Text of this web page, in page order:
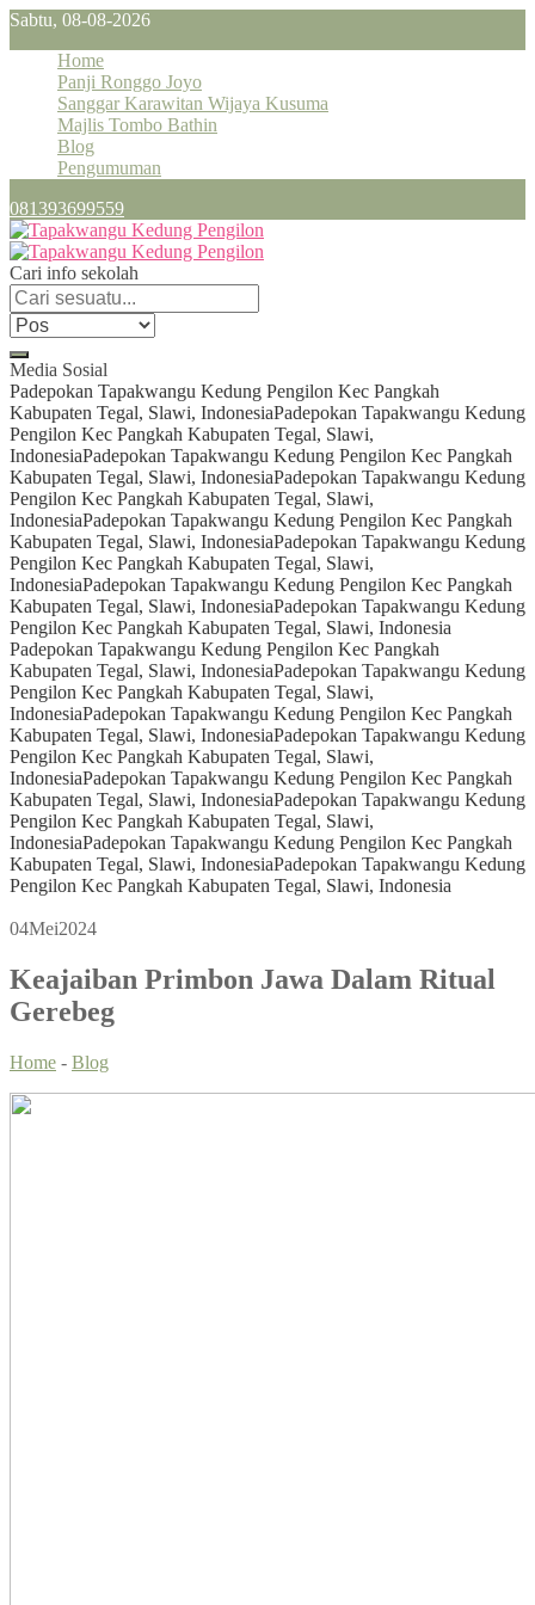
Sabtu, 08-08-2026
Home
Panji Ronggo Joyo
Sanggar Karawitan Wijaya Kusuma
Majlis Tombo Bathin
Blog
Pengumuman
081393699559
Cari info sekolah
Media Sosial
Padepokan Tapakwangu Kedung Pengilon Kec Pangkah
Kabupaten Tegal, Slawi, IndonesiaPadepokan Tapakwangu Kedung
Pengilon Kec Pangkah Kabupaten Tegal, Slawi,
IndonesiaPadepokan Tapakwangu Kedung Pengilon Kec Pangkah
Kabupaten Tegal, Slawi, IndonesiaPadepokan Tapakwangu Kedung
Pengilon Kec Pangkah Kabupaten Tegal, Slawi,
IndonesiaPadepokan Tapakwangu Kedung Pengilon Kec Pangkah
Kabupaten Tegal, Slawi, IndonesiaPadepokan Tapakwangu Kedung
Pengilon Kec Pangkah Kabupaten Tegal, Slawi,
IndonesiaPadepokan Tapakwangu Kedung Pengilon Kec Pangkah
Kabupaten Tegal, Slawi, IndonesiaPadepokan Tapakwangu Kedung
Pengilon Kec Pangkah Kabupaten Tegal, Slawi, Indonesia
Padepokan Tapakwangu Kedung Pengilon Kec Pangkah
Kabupaten Tegal, Slawi, IndonesiaPadepokan Tapakwangu Kedung
Pengilon Kec Pangkah Kabupaten Tegal, Slawi,
IndonesiaPadepokan Tapakwangu Kedung Pengilon Kec Pangkah
Kabupaten Tegal, Slawi, IndonesiaPadepokan Tapakwangu Kedung
Pengilon Kec Pangkah Kabupaten Tegal, Slawi,
IndonesiaPadepokan Tapakwangu Kedung Pengilon Kec Pangkah
Kabupaten Tegal, Slawi, IndonesiaPadepokan Tapakwangu Kedung
Pengilon Kec Pangkah Kabupaten Tegal, Slawi,
IndonesiaPadepokan Tapakwangu Kedung Pengilon Kec Pangkah
Kabupaten Tegal, Slawi, IndonesiaPadepokan Tapakwangu Kedung
Pengilon Kec Pangkah Kabupaten Tegal, Slawi, Indonesia
04Mei2024
Keajaiban Primbon Jawa Dalam Ritual
Gerebeg
Home - Blog